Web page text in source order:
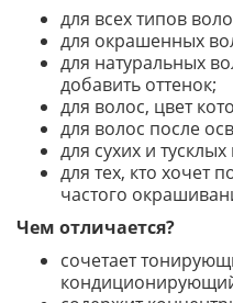
для всех типов
для окрашенных
для натуральных
добавить оттенок;
для волос, цвет
для волос после
для сухих и
для тех, кто хочет
частого
Чем отличается?
сочетает